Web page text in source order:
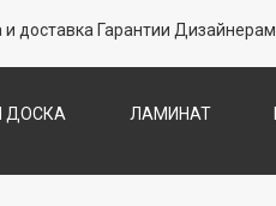
доставка Гарантии Дизайнерам
ДОСКА ЛАМИНАТ